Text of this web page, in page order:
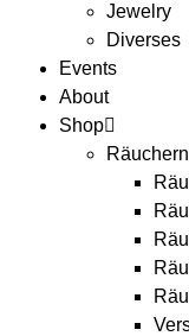
Jewelry
Diverses
Events
About
Shop
Räuchern